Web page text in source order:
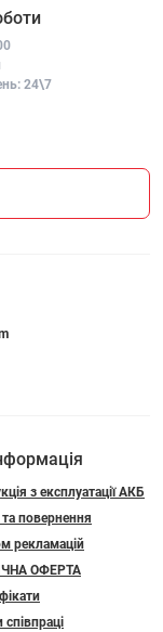
24\7
з експлуатації АКБ
повернення
рекламацій
ОФЕРТА